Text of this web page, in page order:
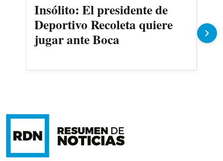
Insólito: El presidente de
Deportivo Recoleta quiere
jugar ante Boca